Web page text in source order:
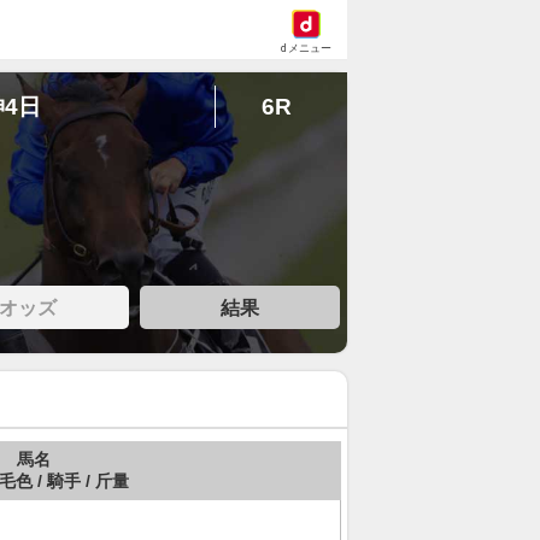
dメニュー
日 6R
オッズ 結果
馬名
色 / 騎手 / 斤量